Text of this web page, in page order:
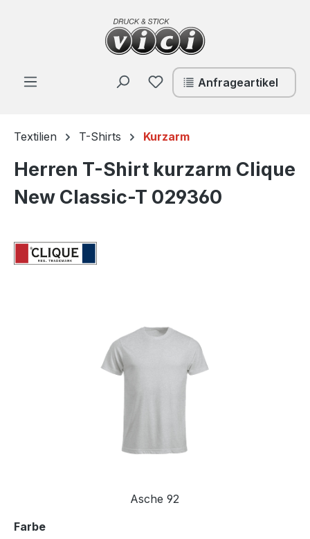
Zum Hauptinhalt springen
Du hast 0 Produkte auf
Anfrageartikel
Textilien T-Shirts Kurzarm
Herren T-Shirt kurzarm Clique
New Classic-T 029360
Asche 92
Farbeauswählen